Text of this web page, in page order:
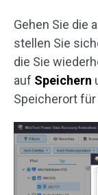
Gehen Sie die
stellen Sie
die Sie
auf Speichern
Speicherort